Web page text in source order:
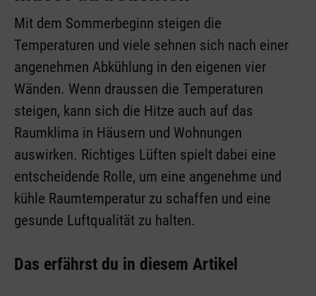
Mit dem Sommerbeginn steigen die
Temperaturen und viele sehnen sich nach einer
angenehmen Abkühlung in den eigenen vier
Wänden. Wenn draussen die Temperaturen
steigen, kann sich die Hitze auch auf das
Raumklima in Häusern und Wohnungen
auswirken. Richtiges Lüften spielt dabei eine
entscheidende Rolle, um eine angenehme und
kühle Raumtemperatur zu schaffen und eine
gesunde Luftqualität zu halten.
Das erfährst du in diesem Artikel